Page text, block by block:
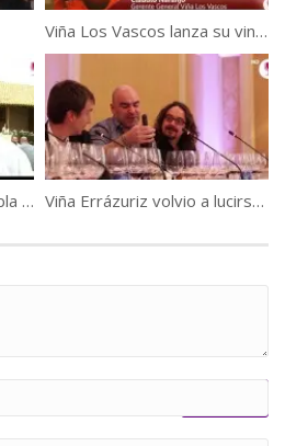
Viña Los Vascos lanza su vino 100% Carmenere
Fernando Almeda nos habla de «Reserva de País» Viña Errázuriz volvio a lucirse en «The Berlin Tasting»